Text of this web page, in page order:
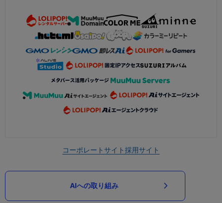
コーポレートサイト採用サイト
AIへの取り組み